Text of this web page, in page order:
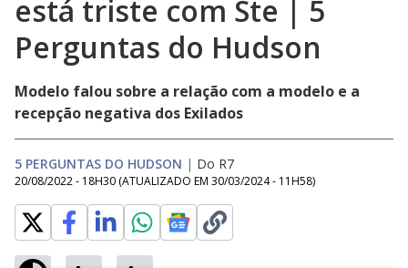
está triste com Ste | 5
Perguntas do Hudson
Modelo falou sobre a relação com a modelo e a
recepção negativa dos Exilados
5 PERGUNTAS DO HUDSON | Do R7
20/08/2022 - 18H30 (ATUALIZADO EM 30/03/2024 - 11H58)